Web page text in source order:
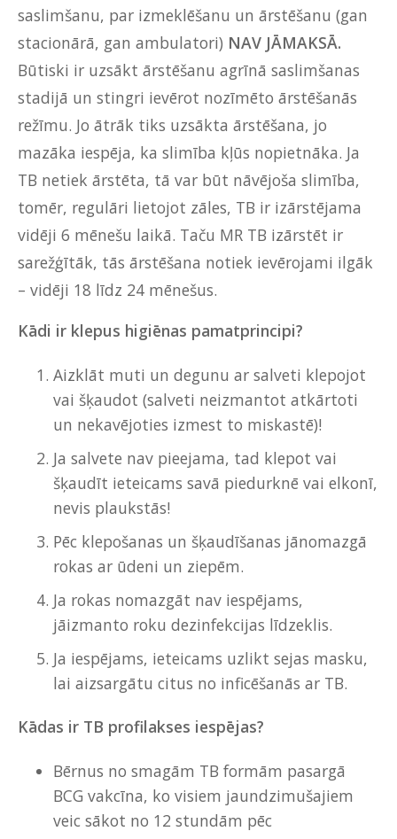
saslimšanu, par izmeklēšanu un ārstēšanu (gan
stacionārā, gan ambulatori) NAV JĀMAKSĀ.
Būtiski ir uzsākt ārstēšanu agrīnā saslimšanas
stadijā un stingri ievērot nozīmēto ārstēšanās
režīmu. Jo ātrāk tiks uzsākta ārstēšana, jo
mazāka iespēja, ka slimība kļūs nopietnāka. Ja
TB netiek ārstēta, tā var būt nāvējoša slimība,
tomēr, regulāri lietojot zāles, TB ir izārstējama
vidēji 6 mēnešu laikā. Taču MR TB izārstēt ir
sarežģītāk, tās ārstēšana notiek ievērojami ilgāk
– vidēji 18 līdz 24 mēnešus.
Kādi ir klepus higiēnas pamatprincipi?
Aizklāt muti un degunu ar salveti klepojot
vai šķaudot (salveti neizmantot atkārtoti
un nekavējoties izmest to miskastē)!
Ja salvete nav pieejama, tad klepot vai
šķaudīt ieteicams savā piedurknē vai elkonī,
nevis plaukstās!
Pēc klepošanas un šķaudīšanas jānomazgā
rokas ar ūdeni un ziepēm.
Ja rokas nomazgāt nav iespējams,
jāizmanto roku dezinfekcijas līdzeklis.
Ja iespējams, ieteicams uzlikt sejas masku,
lai aizsargātu citus no inficēšanās ar TB.
Kādas ir TB profilakses iespējas?
Bērnus no smagām TB formām pasargā
BCG vakcīna, ko visiem jaundzimušajiem
veic sākot no 12 stundām pēc